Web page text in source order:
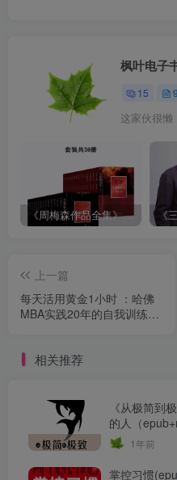
枫叶电子
15
这家伙很懒
《周梅森作品全集》[共30册]
上一篇
每天活用黄金1小时 ：哈佛
MBA实践20年的自我训练大
相关推荐
《从极简到
的人（
1年前
掌控习惯